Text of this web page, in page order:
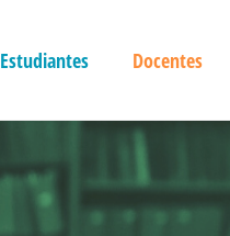
Estudiantes Docentes